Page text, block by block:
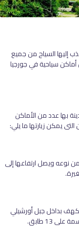
إليها السياح من جميع
سياحية في جورجيا
بها عدد من الأماكن
يمكن زيارتها ما يلي:
نوعه ويصل ارتفاعها إلى
بداخل جبل أورشيلي